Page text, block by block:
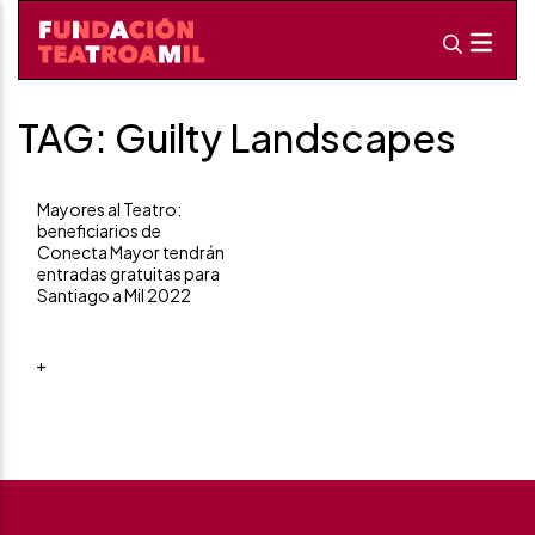
TAG: Guilty Landscapes
Mayores al Teatro:
beneficiarios de
Conecta Mayor tendrán
entradas gratuitas para
Santiago a Mil 2022
+